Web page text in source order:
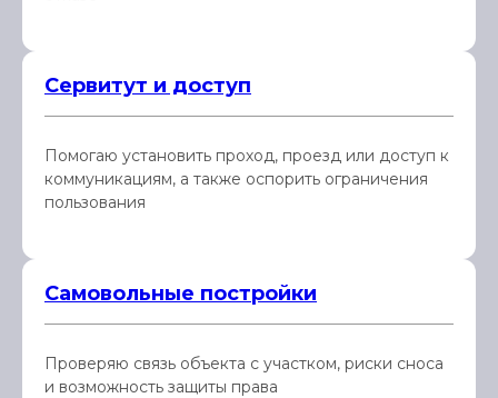
Сервитут и доступ
Помогаю установить проход, проезд или доступ к
коммуникациям, а также оспорить ограничения
пользования
Самовольные постройки
Проверяю связь объекта с участком, риски сноса
и возможность защиты права